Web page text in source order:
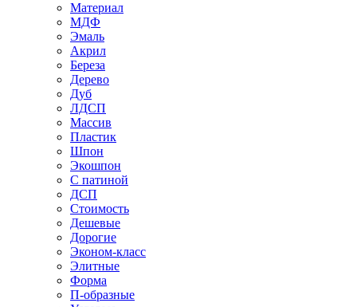
Материал
МДФ
Эмаль
Акрил
Береза
Дерево
Дуб
ЛДСП
Массив
Пластик
Шпон
Экошпон
С патиной
ДСП
Стоимость
Дешевые
Дорогие
Эконом-класс
Элитные
Форма
П-образные